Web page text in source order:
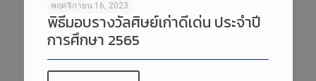
พฤศจิกายน 16, 2023
พิธีมอบรางวัลศิษย์เก่าดีเด่น ประจำปี
การศึกษา 2565